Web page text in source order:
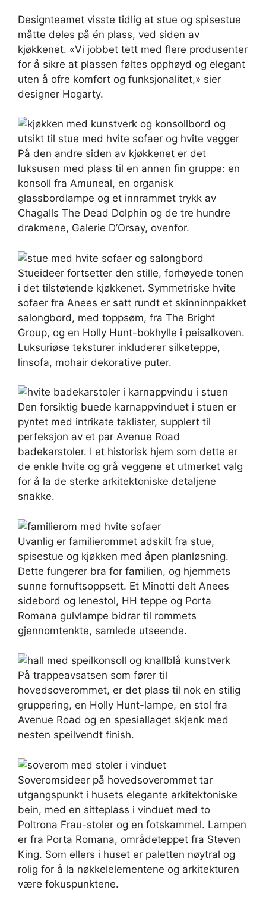
Designteamet visste tidlig at stue og spisestue
måtte deles på én plass, ved siden av
kjøkkenet. «Vi jobbet tett med flere produsenter
for å sikre at plassen føltes opphøyd og elegant
uten å ofre komfort og funksjonalitet,» sier
designer Hogarty.
På den andre siden av kjøkkenet er det
luksusen med plass til en annen fin gruppe: en
konsoll fra Amuneal, en organisk
glassbordlampe og et innrammet trykk av
Chagalls The Dead Dolphin og de tre hundre
drakmene, Galerie D’Orsay, ovenfor.
Stueideer fortsetter den stille, forhøyede tonen
i det tilstøtende kjøkkenet. Symmetriske hvite
sofaer fra Anees er satt rundt et skinninnpakket
salongbord, med toppsøm, fra The Bright
Group, og en Holly Hunt-bokhylle i peisalkoven.
Luksuriøse teksturer inkluderer silketeppe,
linsofa, mohair dekorative puter.
Den forsiktig buede karnappvinduet i stuen er
pyntet med intrikate taklister, supplert til
perfeksjon av et par Avenue Road
badekarstoler. I et historisk hjem som dette er
de enkle hvite og grå veggene et utmerket valg
for å la de sterke arkitektoniske detaljene
snakke.
Uvanlig er familierommet adskilt fra stue,
spisestue og kjøkken med åpen planløsning.
Dette fungerer bra for familien, og hjemmets
sunne fornuftsoppsett. Et Minotti delt Anees
sidebord og lenestol, HH teppe og Porta
Romana gulvlampe bidrar til rommets
gjennomtenkte, samlede utseende.
På trappeavsatsen som fører til
hovedsoverommet, er det plass til nok en stilig
gruppering, en Holly Hunt-lampe, en stol fra
Avenue Road og en spesiallaget skjenk med
nesten speilvendt finish.
Soveromsideer på hovedsoverommet tar
utgangspunkt i husets elegante arkitektoniske
bein, med en sitteplass i vinduet med to
Poltrona Frau-stoler og en fotskammel. Lampen
er fra Porta Romana, områdeteppet fra Steven
King. Som ellers i huset er paletten nøytral og
rolig for å la nøkkelelementene og arkitekturen
være fokuspunktene.